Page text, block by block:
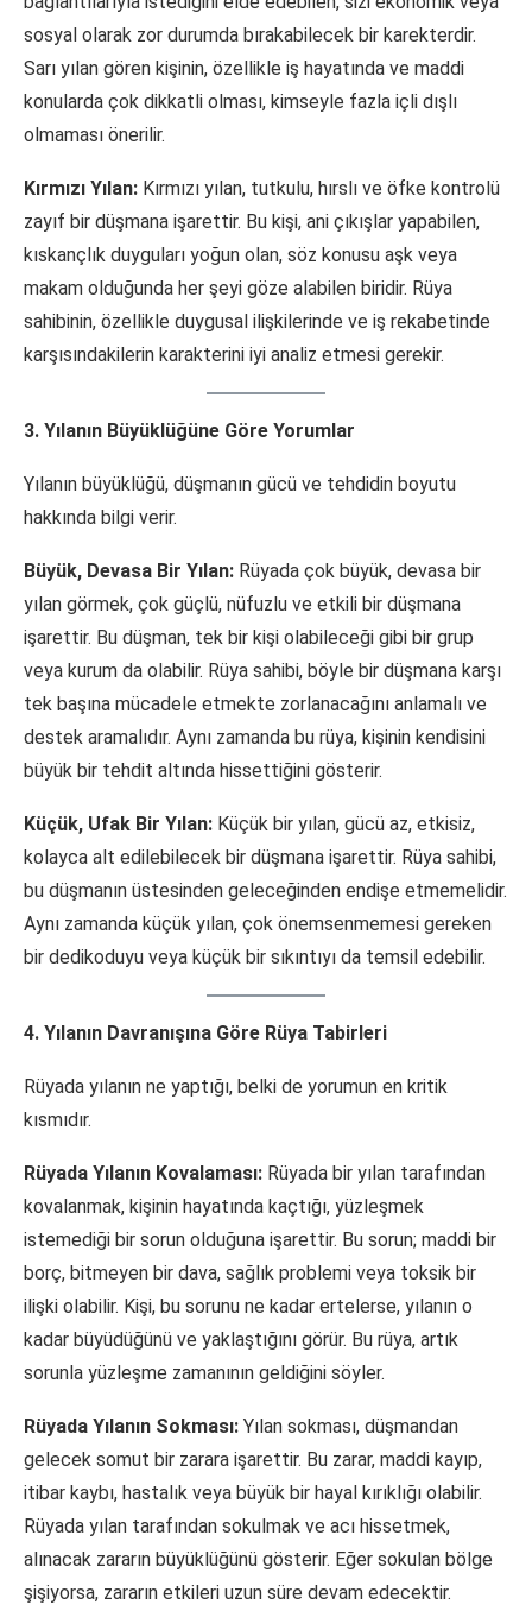
sosyal olarak zor durumda bırakabilecek bir karekterdir.
Sarı yılan gören kişinin, özellikle iş hayatında ve maddi
konularda çok dikkatli olması, kimseyle fazla içli dışlı
olmaması önerilir.
Kırmızı Yılan: Kırmızı yılan, tutkulu, hırslı ve öfke kontrolü
zayıf bir düşmana işarettir. Bu kişi, ani çıkışlar yapabilen,
kıskançlık duyguları yoğun olan, söz konusu aşk veya
makam olduğunda her şeyi göze alabilen biridir. Rüya
sahibinin, özellikle duygusal ilişkilerinde ve iş rekabetinde
karşısındakilerin karakterini iyi analiz etmesi gerekir.
3. Yılanın Büyüklüğüne Göre Yorumlar
Yılanın büyüklüğü, düşmanın gücü ve tehdidin boyutu
hakkında bilgi verir.
Büyük, Devasa Bir Yılan: Rüyada çok büyük, devasa bir
yılan görmek, çok güçlü, nüfuzlu ve etkili bir düşmana
işarettir. Bu düşman, tek bir kişi olabileceği gibi bir grup
veya kurum da olabilir. Rüya sahibi, böyle bir düşmana karşı
tek başına mücadele etmekte zorlanacağını anlamalı ve
destek aramalıdır. Aynı zamanda bu rüya, kişinin kendisini
büyük bir tehdit altında hissettiğini gösterir.
Küçük, Ufak Bir Yılan: Küçük bir yılan, gücü az, etkisiz,
kolayca alt edilebilecek bir düşmana işarettir. Rüya sahibi,
bu düşmanın üstesinden geleceğinden endişe etmemelidir.
Aynı zamanda küçük yılan, çok önemsenmemesi gereken
bir dedikoduyu veya küçük bir sıkıntıyı da temsil edebilir.
4. Yılanın Davranışına Göre Rüya Tabirleri
Rüyada yılanın ne yaptığı, belki de yorumun en kritik
kısmıdır.
Rüyada Yılanın Kovalaması: Rüyada bir yılan tarafından
kovalanmak, kişinin hayatında kaçtığı, yüzleşmek
istemediği bir sorun olduğuna işarettir. Bu sorun; maddi bir
borç, bitmeyen bir dava, sağlık problemi veya toksik bir
ilişki olabilir. Kişi, bu sorunu ne kadar ertelerse, yılanın o
kadar büyüdüğünü ve yaklaştığını görür. Bu rüya, artık
sorunla yüzleşme zamanının geldiğini söyler.
Rüyada Yılanın Sokması: Yılan sokması, düşmandan
gelecek somut bir zarara işarettir. Bu zarar, maddi kayıp,
itibar kaybı, hastalık veya büyük bir hayal kırıklığı olabilir.
Rüyada yılan tarafından sokulmak ve acı hissetmek,
alınacak zararın büyüklüğünü gösterir. Eğer sokulan bölge
şişiyorsa, zararın etkileri uzun süre devam edecektir.